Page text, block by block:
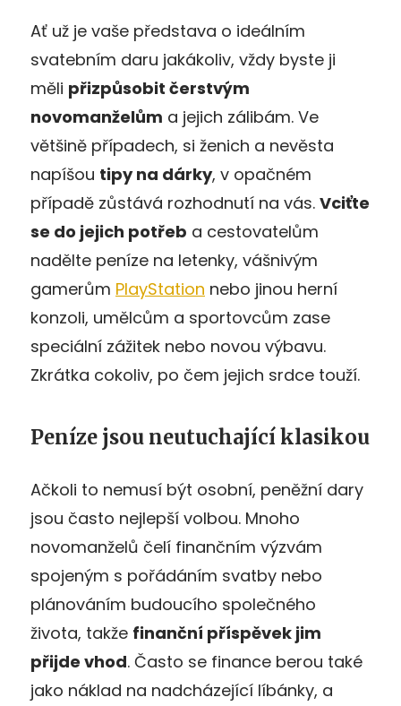
Ať už je vaše představa o ideálním
svatebním daru jakákoliv, vždy byste ji
měli přizpůsobit čerstvým
novomanželům a jejich zálibám. Ve
většině případech, si ženich a nevěsta
napíšou tipy na dárky, v opačném
případě zůstává rozhodnutí na vás. Vciťte
se do jejich potřeb a cestovatelům
nadělte peníze na letenky, vášnivým
gamerům PlayStation nebo jinou herní
konzoli, umělcům a sportovcům zase
speciální zážitek nebo novou výbavu.
Zkrátka cokoliv, po čem jejich srdce touží.
Peníze jsou neutuchající klasikou
Ačkoli to nemusí být osobní, peněžní dary
jsou často nejlepší volbou. Mnoho
novomanželů čelí finančním výzvám
spojeným s pořádáním svatby nebo
plánováním budoucího společného
života, takže finanční příspěvek jim
přijde vhod. Často se finance berou také
jako náklad na nadcházející líbánky, a